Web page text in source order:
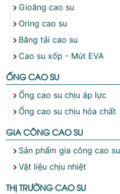
Gioăng cao su
Oring cao su
Băng tải cao su
Cao su xốp - Mút EVA
ỐNG CAO SU
Ống cao su chịu áp lực
Ống cao su chịu hóa chất
GIA CÔNG CAO SU
Sản phẩm gia công cao su
Vật liệu chịu nhiệt
THỊ TRƯỜNG CAO SU